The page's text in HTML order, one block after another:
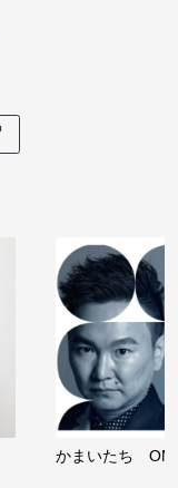
かまいたち